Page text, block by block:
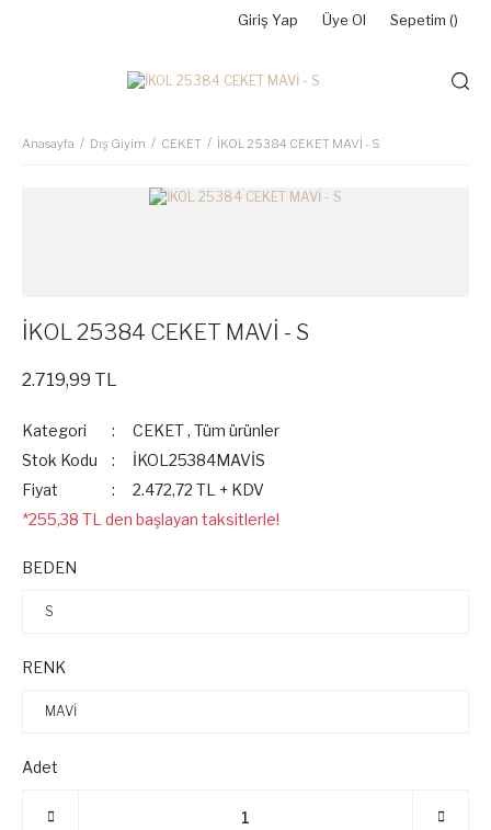
Giriş Yap Üye Ol Sepetim ()
Anasayfa Dış Giyim CEKET İKOL 25384 CEKET MAVİ - S
İKOL 25384 CEKET MAVİ - S
2.719,99 TL
Kategori CEKET , Tüm ürünler
Stok Kodu
İKOL25384MAVİS
Fiyat
2.472,72 TL + KDV
*255,38 TL den başlayan taksitlerle!
BEDEN
RENK
Adet